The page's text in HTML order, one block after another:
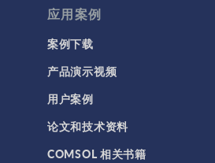
应用案例
案例下载
产品演示视频
用户案例
论文和技术资料
COMSOL 相关书籍